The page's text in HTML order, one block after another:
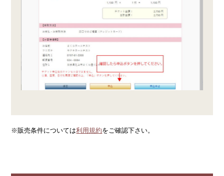
※販売条件については利用規約をご確認下さい。